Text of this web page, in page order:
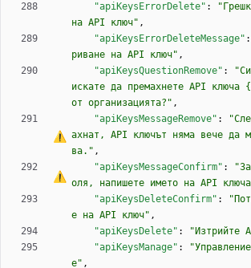
"apiKeysErrorDelete" :
на API ключ" ,
"apiKeysErrorDeleteMessage" :
риване на API ключ" ,
"apiKeysQuestionRemove" :
искате да премахнете API ключа
от организацията?" ,
"apiKeysMessageRemove" :
ахнат, API ключът няма вече да
ва." ,
"apiKeysMessageConfirm" : "За
оля, напишете името на API
"apiKeysDeleteConfirm" :
е на API ключ" ,
"apiKeysDelete" : "Изтрийте
"apiKeysManage" :
е" ,